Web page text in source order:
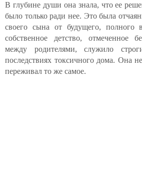
В глубине души она знала, что ее
было только ради нее. Это была
своего сына от будущего,
собственное детство, отмеченное
между родителями, служило
последствиях токсичного дома. Она
переживал то же самое.